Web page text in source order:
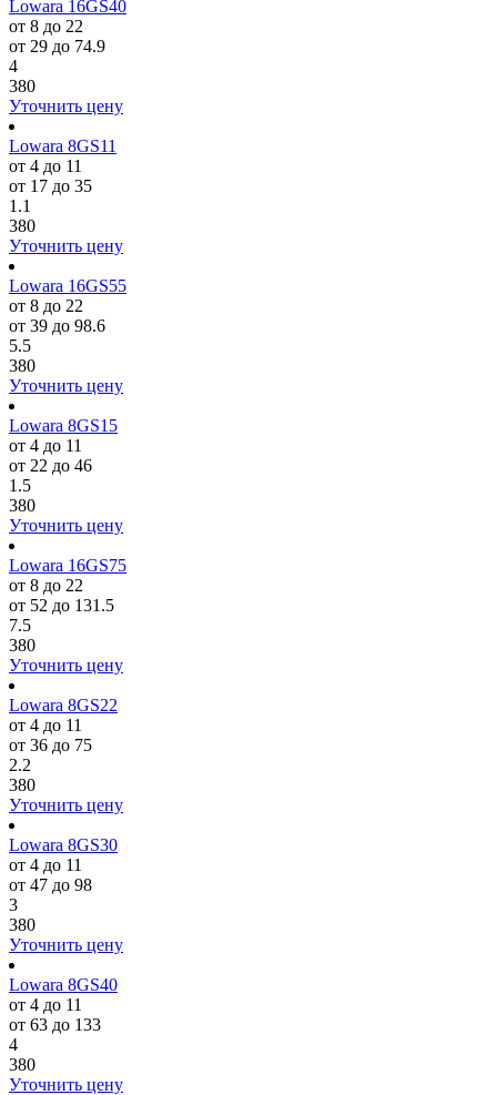
Lowara 16GS40
от 8 до 22
от 29 до 74.9
4
380
Уточнить цену
Lowara 8GS11
от 4 до 11
от 17 до 35
1.1
380
Уточнить цену
Lowara 16GS55
от 8 до 22
от 39 до 98.6
5.5
380
Уточнить цену
Lowara 8GS15
от 4 до 11
от 22 до 46
1.5
380
Уточнить цену
Lowara 16GS75
от 8 до 22
от 52 до 131.5
7.5
380
Уточнить цену
Lowara 8GS22
от 4 до 11
от 36 до 75
2.2
380
Уточнить цену
Lowara 8GS30
от 4 до 11
от 47 до 98
3
380
Уточнить цену
Lowara 8GS40
от 4 до 11
от 63 до 133
4
380
Уточнить цену